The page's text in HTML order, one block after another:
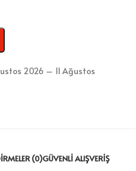
2026 – 11 Ağustos
(0)GÜVENLI ALIŞVERIŞ